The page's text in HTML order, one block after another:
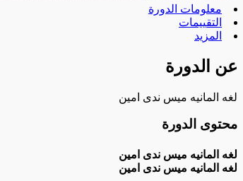
معلومات الدورة
التقييمات
المزيد
عن الدورة
لغه المانيه ميس ندى امين
محتوى الدورة
لغه المانيه ميس ندى امين
لغه المانيه ميس ندى امين